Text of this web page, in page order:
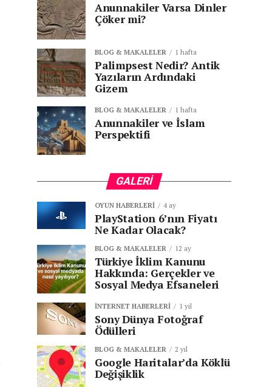
Anunnakiler Varsa Dinler
Çöker mi?
BLOG & MAKALELER 1 hafta
Palimpsest Nedir? Antik
Yazıların Ardındaki
Gizem
BLOG & MAKALELER 1 hafta
Anunnakiler ve İslam
Perspektifi
GALERI
OYUN HABERLERI 4 ay
PlayStation 6’nın Fiyatı
Ne Kadar Olacak?
BLOG & MAKALELER 12 ay
Türkiye İklim Kanunu
Hakkında: Gerçekler ve
Sosyal Medya Efsaneleri
İNTERNET HABERLERI 1 yıl
Sony Dünya Fotoğraf
Ödülleri
BLOG & MAKALELER 2 yıl
Google Haritalar’da Köklü
Değişiklik